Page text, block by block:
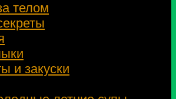
телом
и закуски